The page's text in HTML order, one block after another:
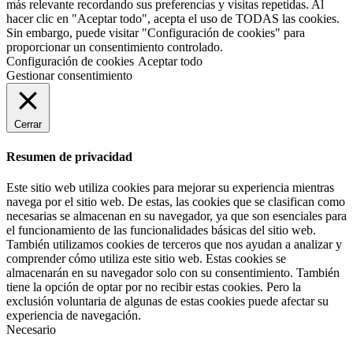
más relevante recordando sus preferencias y visitas repetidas. Al
hacer clic en "Aceptar todo", acepta el uso de TODAS las cookies.
Sin embargo, puede visitar "Configuración de cookies" para
proporcionar un consentimiento controlado.
Configuración de cookies Aceptar todo
Gestionar consentimiento
Cerrar
Resumen de privacidad
Este sitio web utiliza cookies para mejorar su experiencia mientras
navega por el sitio web. De estas, las cookies que se clasifican como
necesarias se almacenan en su navegador, ya que son esenciales para
el funcionamiento de las funcionalidades básicas del sitio web.
También utilizamos cookies de terceros que nos ayudan a analizar y
comprender cómo utiliza este sitio web. Estas cookies se
almacenarán en su navegador solo con su consentimiento. También
tiene la opción de optar por no recibir estas cookies. Pero la
exclusión voluntaria de algunas de estas cookies puede afectar su
experiencia de navegación.
Necesario